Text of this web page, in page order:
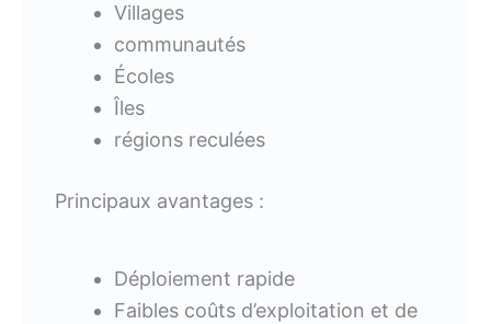
Villages
communautés
Écoles
Îles
régions reculées
Principaux avantages :
Déploiement rapide
Faibles coûts d’exploitation et de